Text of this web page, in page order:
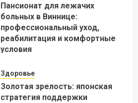
Пансионат для лежачих
больных в Виннице:
профессиональный уход,
реабилитация и комфортные
условия
Здоровье
Золотая зрелость: японская
стратегия поддержки